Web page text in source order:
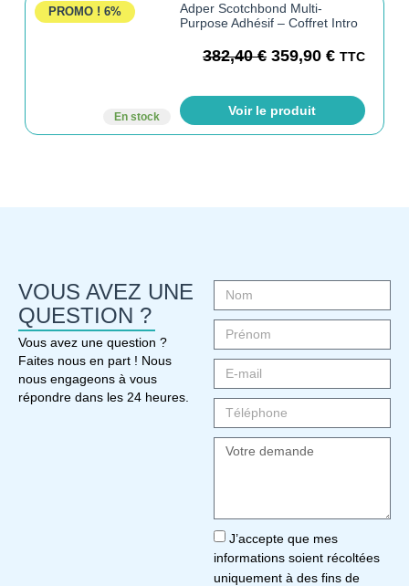
PROMO ! 6%
En stock
Adper Scotchbond Multi-
Purpose Adhésif – Coffret Intro
382,40€ 359,90€ TTC
Voir le produit
VOUS AVEZ UNE
QUESTION ?
Vous avez une question ?
Faites nous en part ! Nous
nous engageons à vous
répondre dans les 24 heures.
J’accepte que mes
informations soient récoltées
uniquement à des fins de